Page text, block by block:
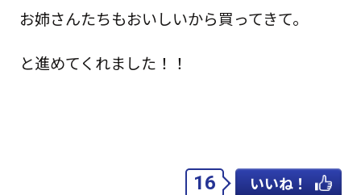
お姉さんたちもおいしいから買ってきて。
と進めてくれました！！
16 いいね！